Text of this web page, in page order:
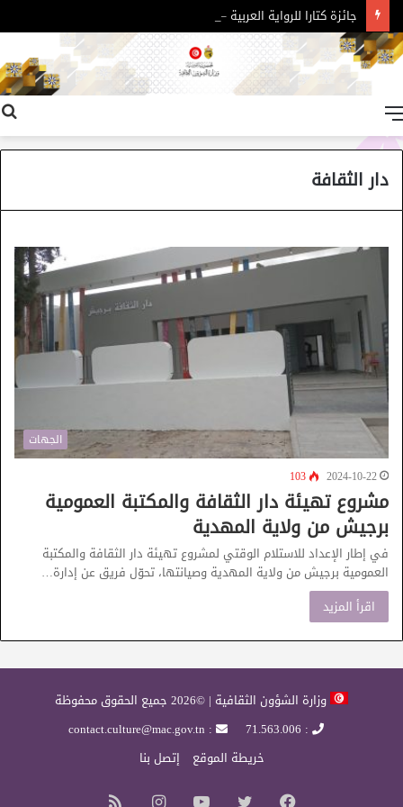
جائزة كتارا للرواية العربية – الدورة 11
دار الثقافة
الجهات
2024-10-22
103
مشروع تهيئة دار الثقافة والمكتبة العمومية
برجيش من ولاية المهدية
في إطار الإعداد للاستلام الوقتي لمشروع تهيئة دار الثقافة والمكتبة
العمومية برجيش من ولاية المهدية وصيانتها، تحوّل فريق عن إدارة…
اقرأ المزيد
وزارة الشؤون الثقافية | ©2026 جميع الحقوق محفوظة
: 71.563.006
: contact.culture@mac.gov.tn
خريطة الموقع
إتصل بنا